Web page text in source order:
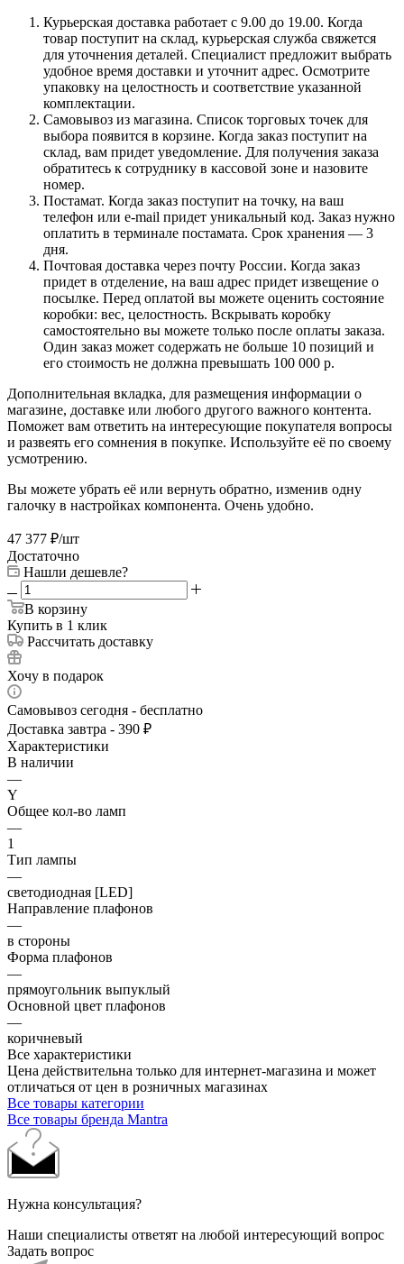
Курьерская доставка работает с 9.00 до 19.00. Когда
товар поступит на склад, курьерская служба свяжется
для уточнения деталей. Специалист предложит выбрать
удобное время доставки и уточнит адрес. Осмотрите
упаковку на целостность и соответствие указанной
комплектации.
Самовывоз из магазина. Список торговых точек для
выбора появится в корзине. Когда заказ поступит на
склад, вам придет уведомление. Для получения заказа
обратитесь к сотруднику в кассовой зоне и назовите
номер.
Постамат. Когда заказ поступит на точку, на ваш
телефон или e-mail придет уникальный код. Заказ нужно
оплатить в терминале постамата. Срок хранения — 3
дня.
Почтовая доставка через почту России. Когда заказ
придет в отделение, на ваш адрес придет извещение о
посылке. Перед оплатой вы можете оценить состояние
коробки: вес, целостность. Вскрывать коробку
самостоятельно вы можете только после оплаты заказа.
Один заказ может содержать не больше 10 позиций и
его стоимость не должна превышать 100 000 р.
Дополнительная вкладка, для размещения информации о
магазине, доставке или любого другого важного контента.
Поможет вам ответить на интересующие покупателя вопросы
и развеять его сомнения в покупке. Используйте её по своему
усмотрению.
Вы можете убрать её или вернуть обратно, изменив одну
галочку в настройках компонента. Очень удобно.
47 377 ₽/шт
Достаточно
Нашли дешевле?
В корзину
Купить в 1 клик
Рассчитать доставку
Хочу в подарок
Самовывоз сегодня - бесплатно
Доставка завтра - 390 ₽
Характеристики
В наличии
—
Y
Общее кол-во ламп
—
1
Тип лампы
—
светодиодная [LED]
Направление плафонов
—
в стороны
Форма плафонов
—
прямоугольник выпуклый
Основной цвет плафонов
—
коричневый
Все характеристики
Цена действительна только для интернет-магазина и может
отличаться от цен в розничных магазинах
Все товары категории
Все товары бренда Mantra
Нужна консультация?
Наши специалисты ответят на любой интересующий вопрос
Задать вопрос